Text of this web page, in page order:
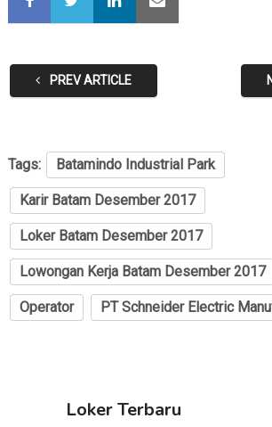
PREV ARTICLE
Tags: Batamindo Industrial Park
Karir Batam Desember 2017
Loker Batam Desember 2017
Lowongan Kerja Batam Desember 2017
Operator PT Schneider Electric
Loker Terbaru